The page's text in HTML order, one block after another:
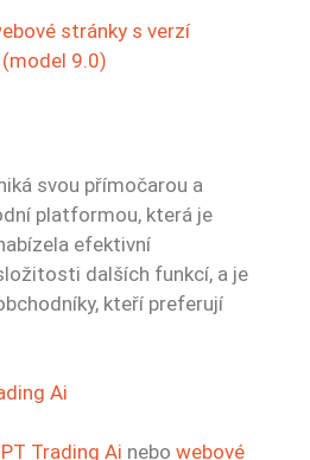
stránky s verzí
9.0)
svou přímočarou a
platformou, která je
efektivní
dalších funkcí, a je
kteří preferují
Ai
Trading Ai nebo webové